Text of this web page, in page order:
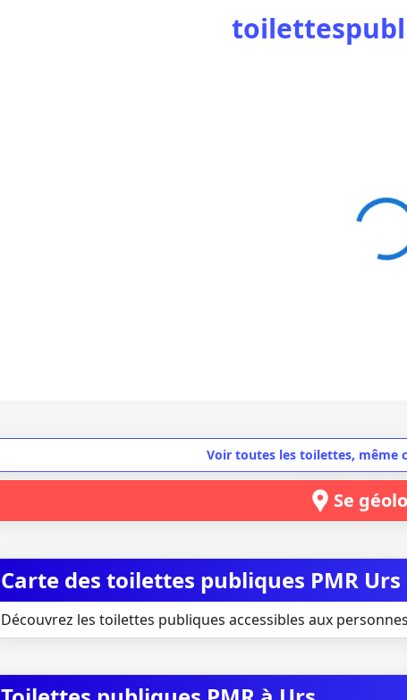
Voir toutes les toilettes, même
Se
Carte des toilettes publiques PMR
Découvrez les toilettes publiques accessibles aux